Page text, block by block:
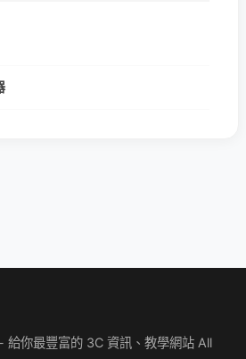
你最豐富的 3C 資訊、教學網站 All